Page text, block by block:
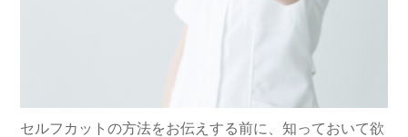
セルフカットの方法をお伝えする前に、知っておいて欲